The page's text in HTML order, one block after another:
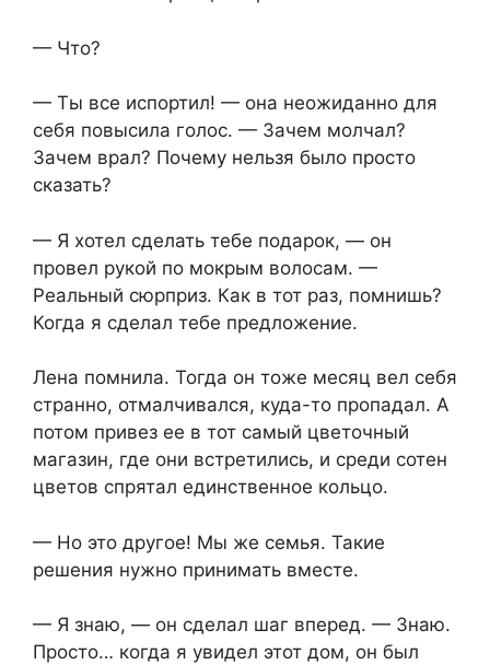
— Что?
— Ты все испортил! — она неожиданно для
себя повысила голос. — Зачем молчал?
Зачем врал? Почему нельзя было просто
сказать?
— Я хотел сделать тебе подарок, — он
провел рукой по мокрым волосам. —
Реальный сюрприз. Как в тот раз, помнишь?
Когда я сделал тебе предложение.
Лена помнила. Тогда он тоже месяц вел себя
странно, отмалчивался, куда-то пропадал. А
потом привез ее в тот самый цветочный
магазин, где они встретились, и среди сотен
цветов спрятал единственное кольцо.
— Но это другое! Мы же семья. Такие
решения нужно принимать вместе.
— Я знаю, — он сделал шаг вперед. — Знаю.
Просто… когда я увидел этот дом, он был